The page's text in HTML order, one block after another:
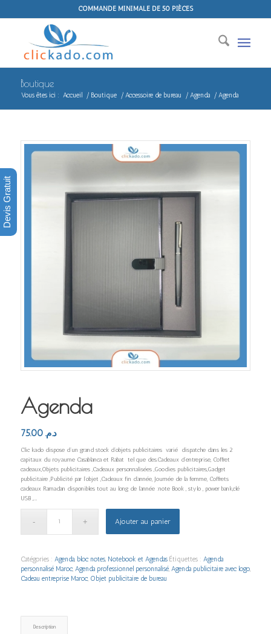
COMMANDE MINIMALE DE 50 PIÈCES
Boutique
Vous êtes ici : Accueil / Boutique / Accessoire de bureau / Agenda / Agenda
Agenda
د.م. 75.00
Clic kado dispose d’un grand stock d’objets publicitaires varié dispatche dans les 2
capitaux du royaume Casablanca et Rabat tel que des.Cadeaux d’entreprise, Coffret
cadeaux,Objets publicitaires ,Cadeaux personnalisées ,Goodies publicitaires,Gadget
publicitaire ,Publicité par l’objet ,Cadeaux fin d’année, Journée de la femme, Coffrets
cadeaux Ramadan disponibles tout au long de l’année :note Book , stylo , power bank,clé
USB ,…..
Ajouter au panier
Catégories : Agenda, bloc notes, Notebook et Agendas Étiquettes : Agenda
personnalisé Maroc, Agenda professionnel personnalisé, Agenda publicitaire avec logo,
Cadeau entreprise Maroc, Objet publicitaire de bureau
Description
Devis Gratuit